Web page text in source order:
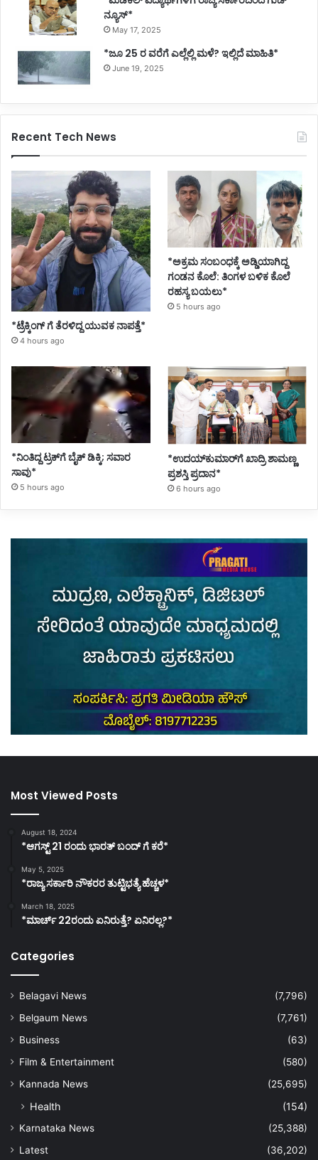
ನ್ಯೂಸ್*
May 17, 2025
*ಜೂ 25 ರ ವರೆಗೆ ಎಲ್ಲೆಲ್ಲಿ ಮಳೆ? ಇಲ್ಲಿದೆ ಮಾಹಿತಿ*
June 19, 2025
Recent Tech News
*ಟ್ರೆಕ್ಕಿಂಗ್ ಗೆ ತೆರಳಿದ್ದ ಯುವಕ ನಾಪತ್ತೆ*
4 hours ago
*ಅಕ್ರಮ ಸಂಬಂಧಕ್ಕೆ ಅಡ್ಡಿಯಾಗಿದ್ದ
ಗಂಡನ ಕೊಲೆ: ತಿಂಗಳ ಬಳಿಕ ಕೊಲೆ
ರಹಸ್ಯ ಬಯಲು*
5 hours ago
*ನಿಂತಿದ್ದ ಟ್ರಕ್‌ಗೆ ಬೈಕ್ ಡಿಕ್ಕಿ; ಸವಾರ
ಸಾವು*
5 hours ago
*ಉದಯ್‌ಕುಮಾರ್‌ಗೆ ಖಾದ್ರಿ ಶಾಮಣ್ಣ
ಪ್ರಶಸ್ತಿ ಪ್ರದಾನ*
6 hours ago
Most Viewed Posts
August 18, 2024
*ಆಗಸ್ಟ್ 21 ರಂದು ಭಾರತ್‌ ಬಂದ್‌ ಗೆ ಕರೆ*
May 5, 2025
*ರಾಜ್ಯ ಸರ್ಕಾರಿ ನೌಕರರ ತುಟ್ಟಿಭತ್ಯೆ ಹೆಚ್ಚಳ*
March 18, 2025
*ಮಾರ್ಚ್ 22ರಂದು ಏನಿರುತ್ತೆ? ಏನಿರಲ್ಲ?*
Categories
Belagavi News
(7,796)
Belgaum News
(7,761)
Business
(63)
Film & Entertainment
(580)
Kannada News
(25,695)
Health (154)
Karnataka News
(25,388)
Latest
(36,202)